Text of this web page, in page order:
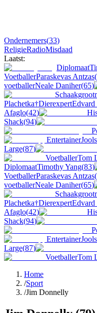
Ondernemers(33)
ReligieRadioMisdaad
Laatst:
Diplomaat
VoetballerParaskevas Antzas(
voetballerNeale Daniher(65)
Plachetka†DierexpertEdvard
Afaglo(42)
Shack(94)
Entertainer
Large(87)
VoetballerTom
DiplomaatTimothy Yang(83)
VoetballerParaskevas Antzas(
voetballerNeale Daniher(65)
Plachetka†DierexpertEdvard
Afaglo(42)
Shack(94)
Entertainer
Large(87)
VoetballerTom
Home
/Sport
/Jim Donnelly